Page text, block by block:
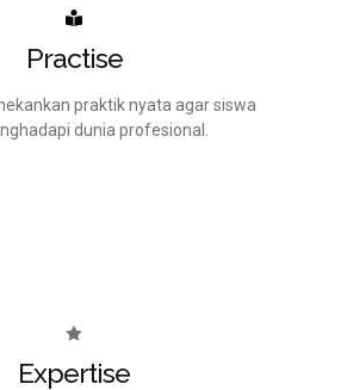
Practise
praktik nyata agar siswa
dunia profesional.
Expertise